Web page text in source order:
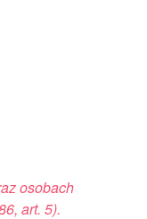
osobach
art. 5).